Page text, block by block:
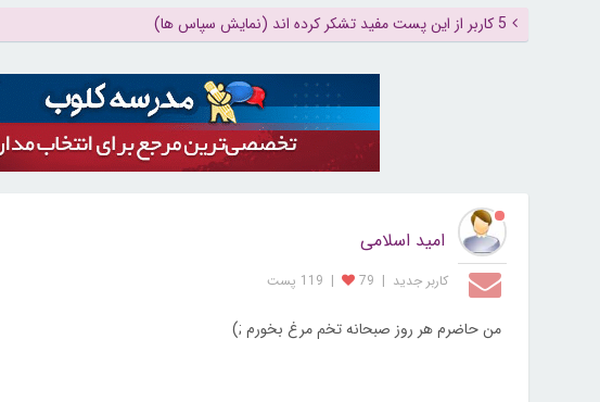
5 کاربر از این پست مفید تشکر کرده اند (نمایش سپاس ها)
امید اسلامی
کاربر جديد |
79
| 119 پست
من حاضرم هر روز صبحانه تخم مرغ بخورم ;)